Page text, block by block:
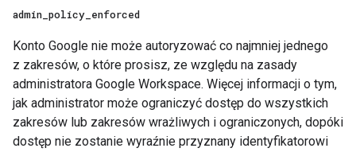
admin policy enforced
Konto Google nie może autoryzować co najmniej jednego
z zakresów, o które prosisz, ze względu na zasady
administratora Google Workspace. Więcej informacji o tym,
jak administrator może ograniczyć dostęp do wszystkich
zakresów lub zakresów wrażliwych i ograniczonych, dopóki
dostęp nie zostanie wyraźnie przyznany identyfikatorowi